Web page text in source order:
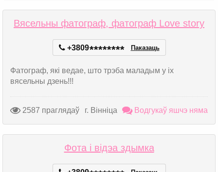
Вясельны фатограф, фатограф Love story
+3809******** Паказаць
Фатограф, які ведае, што трэба маладым у іх
вясельны дзень!!!
2587 праглядаў г. Вінніца Водгукаў яшчэ няма
Фота і відэа здымка